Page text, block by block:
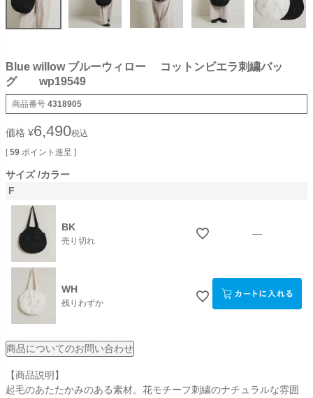
Blue willow ブルーウィロー コットンビエラ刺繍バッ
グ wp19549
商品番号 4318905
価格 ¥6,490税込
[ 59 ポイント進呈 ]
サイズ カラー
F
BK
売り切れ
—
WH
残りわずか
商品についてのお問い合わせ
【商品説明】
起毛のあたたかみのある素材。花モチーフ刺繍のナチュラルな雰囲